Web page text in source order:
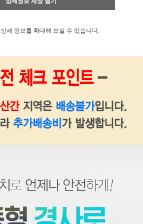
상세 정보를 확대해 보실 수 있습니다.